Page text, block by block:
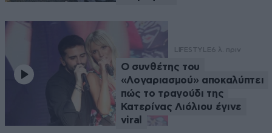
LIFESTYLE6 λ. πριν
Ο συνθέτης του
«Λογαριασμού» αποκαλύπτει
πώς το τραγούδι της
Κατερίνας Λιόλιου έγινε
viral